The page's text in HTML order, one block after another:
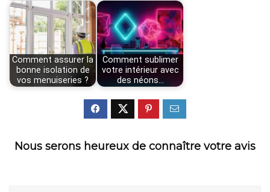
Comment assurer la
bonne isolation de
vos menuiseries ?
Comment sublimer
votre intérieur avec
des néons…
Nous serons heureux de connaître votre avis